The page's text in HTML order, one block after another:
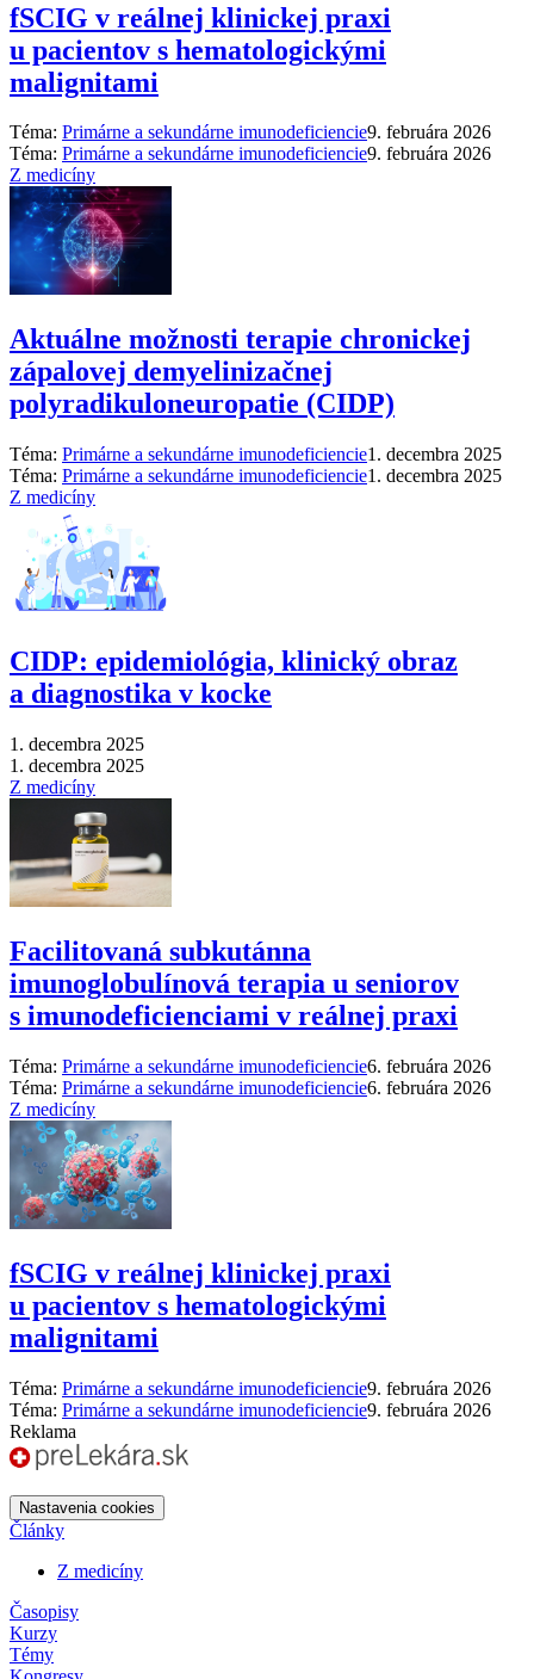
fSCIG v reálnej klinickej praxi
u pacientov s hematologickými
malignitami
Téma: Primárne a sekundárne imunodeficiencie9. februára 2026
Téma: Primárne a sekundárne imunodeficiencie9. februára 2026
Z medicíny
Aktuálne možnosti terapie chronickej
zápalovej demyelinizačnej
polyradikuloneuropatie (CIDP)
Téma: Primárne a sekundárne imunodeficiencie1. decembra 2025
Téma: Primárne a sekundárne imunodeficiencie1. decembra 2025
Z medicíny
CIDP: epidemiológia, klinický obraz
a diagnostika v kocke
1. decembra 2025
1. decembra 2025
Z medicíny
Facilitovaná subkutánna
imunoglobulínová terapia u seniorov
s imunodeficienciami v reálnej praxi
Téma: Primárne a sekundárne imunodeficiencie6. februára 2026
Téma: Primárne a sekundárne imunodeficiencie6. februára 2026
Z medicíny
fSCIG v reálnej klinickej praxi
u pacientov s hematologickými
malignitami
Téma: Primárne a sekundárne imunodeficiencie9. februára 2026
Téma: Primárne a sekundárne imunodeficiencie9. februára 2026
Reklama
Nastavenia cookies
Články
Z medicíny
Časopisy
Kurzy
Témy